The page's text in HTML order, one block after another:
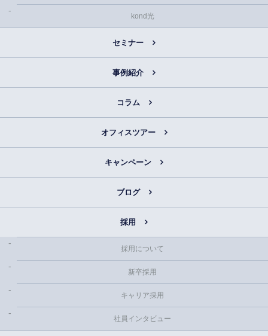
kond光
セミナー
事例紹介
コラム
オフィスツアー
キャンペーン
ブログ
採用
採用について
新卒採用
キャリア採用
社員インタビュー